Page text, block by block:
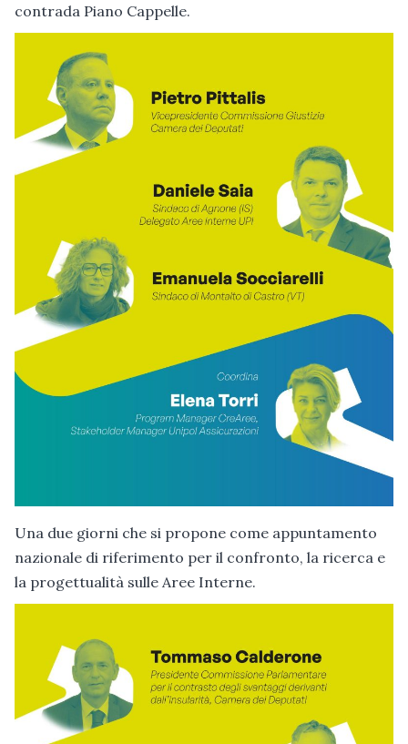
contrada Piano Cappelle.
Una due giorni che si propone come appuntamento
nazionale di riferimento per il confronto, la ricerca e
la progettualità sulle Aree Interne.